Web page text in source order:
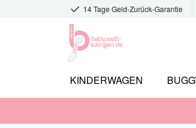
14 Tage Geld-Zurück-Garantie
KINDERWAGEN